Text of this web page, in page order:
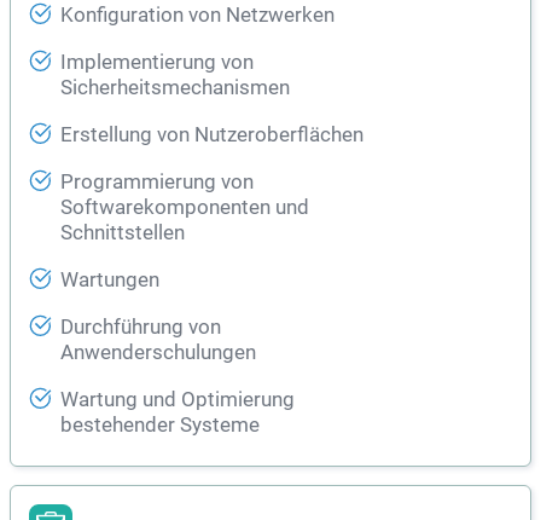
Konfiguration von Netzwerken
Implementierung von
Sicherheitsmechanismen
Erstellung von Nutzeroberflächen
Programmierung von
Softwarekomponenten und
Schnittstellen
Wartungen
Durchführung von
Anwenderschulungen
Wartung und Optimierung
bestehender Systeme